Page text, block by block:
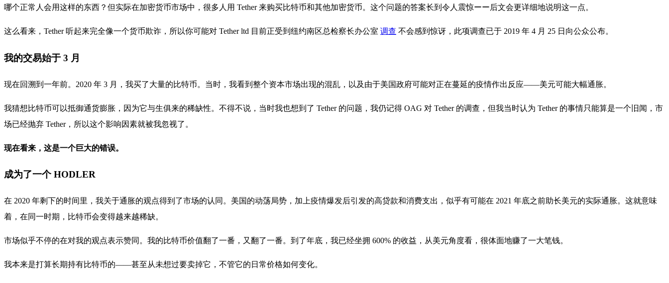
哪个正常人会用这样的东西？但实际在加密货币市场中，很多人用 Tether 来购买比特币和其他加密货币。这个问题的答案长到令人震惊ーー后文会更详细地说明这一点。
这么看来，Tether 听起来完全像一个货币欺诈，所以你可能对 Tether ltd 目前正受到纽约南区总检察长办公室 调查 不会感到惊讶，此项调查已于 2019 年 4 月 25 日向公众公布。
我的交易始于 3 月
现在回溯到一年前。2020 年 3 月，我买了大量的比特币。当时，我看到整个资本市场出现的混乱，以及由于美国政府可能对正在蔓延的疫情作出反应——美元可能大幅通胀。
我猜想比特币可以抵御通货膨胀，因为它与生俱来的稀缺性。不得不说，当时我也想到了 Tether 的问题，我仍记得 OAG 对 Tether 的调查，但我当时认为 Tether 的事情只能算是一个旧闻，市
场已经抛弃 Tether，所以这个影响因素就被我忽视了。
现在看来，这是一个巨大的错误。
成为了一个 HODLER
在 2020 年剩下的时间里，我关于通胀的观点得到了市场的认同。美国的动荡局势，加上疫情爆发后引发的高贷款和消费支出，似乎有可能在 2021 年底之前助长美元的实际通胀。这就意味
着，在同一时期，比特币会变得越来越稀缺。
市场似乎不停的在对我的观点表示赞同。我的比特币价值翻了一番，又翻了一番。到了年底，我已经坐拥 600% 的收益，从美元角度看，很体面地赚了一大笔钱。
我本来是打算长期持有比特币的——甚至从未想过要卖掉它，不管它的日常价格如何变化。